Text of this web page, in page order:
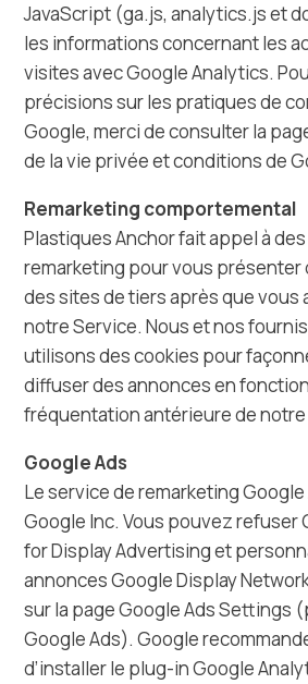
JavaScript (ga.js, analytics.js et
les informations concernant les
visites avec Google Analytics.
précisions sur les pratiques de
Google, merci de consulter la
de la vie privée et conditions de
Remarketing comportemental
Plastiques Anchor fait appel à
remarketing pour vous présenter
des sites de tiers après que vous
notre Service. Nous et nos
utilisons des cookies pour
diffuser des annonces en
fréquentation antérieure de
Google Ads
Le service de remarketing
Google Inc. Vous pouvez refuser
for Display Advertising et
annonces Google Display
sur la page Google Ads Settings
Google Ads). Google
d’installer le plug-in Google